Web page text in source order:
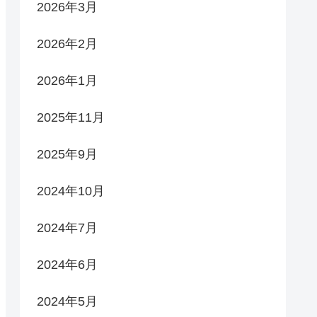
2026年3月
2026年2月
2026年1月
2025年11月
2025年9月
2024年10月
2024年7月
2024年6月
2024年5月